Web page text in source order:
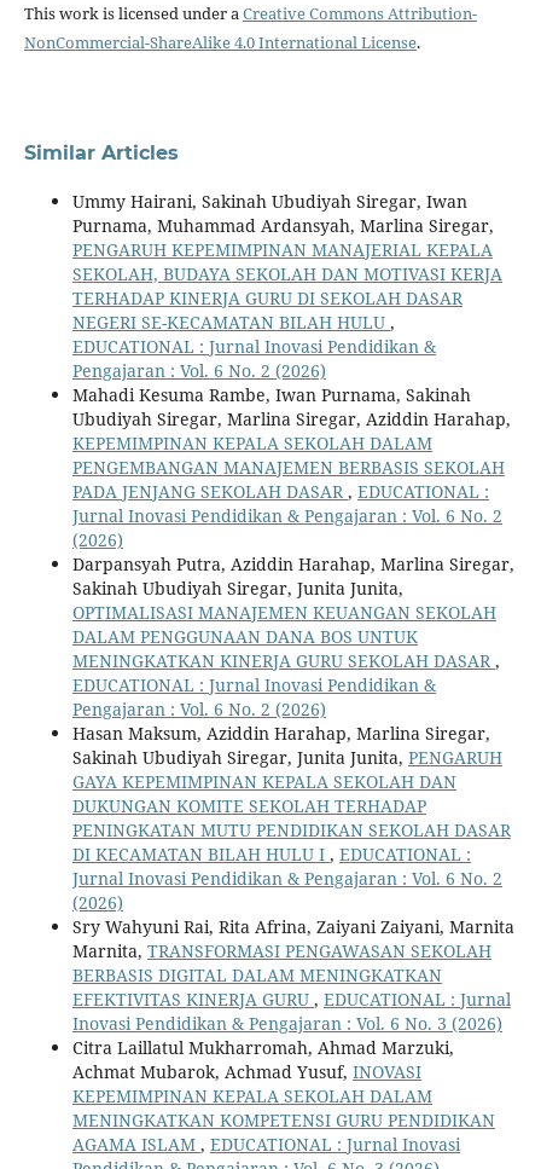
This work is licensed under aCreative Commons Attribution-
NonCommercial-ShareAlike 4.0 International License.
Similar Articles
Ummy Hairani, Sakinah Ubudiyah Siregar, Iwan
Purnama, Muhammad Ardansyah, Marlina Siregar,
PENGARUH KEPEMIMPINAN MANAJERIAL KEPALA
SEKOLAH, BUDAYA SEKOLAH DAN MOTIVASI KERJA
TERHADAP KINERJA GURU DI SEKOLAH DASAR
NEGERI SE-KECAMATAN BILAH HULU ,
EDUCATIONAL : Jurnal Inovasi Pendidikan &
Pengajaran : Vol. 6 No. 2 (2026)
Mahadi Kesuma Rambe, Iwan Purnama, Sakinah
Ubudiyah Siregar, Marlina Siregar, Aziddin Harahap,
KEPEMIMPINAN KEPALA SEKOLAH DALAM
PENGEMBANGAN MANAJEMEN BERBASIS SEKOLAH
PADA JENJANG SEKOLAH DASAR, EDUCATIONAL :
Jurnal Inovasi Pendidikan & Pengajaran : Vol. 6 No. 2
(2026)
Darpansyah Putra, Aziddin Harahap, Marlina Siregar,
Sakinah Ubudiyah Siregar, Junita Junita,
OPTIMALISASI MANAJEMEN KEUANGAN SEKOLAH
DALAM PENGGUNAAN DANA BOS UNTUK
MENINGKATKAN KINERJA GURU SEKOLAH DASAR,
EDUCATIONAL : Jurnal Inovasi Pendidikan &
Pengajaran : Vol. 6 No. 2 (2026)
Hasan Maksum, Aziddin Harahap, Marlina Siregar,
Sakinah Ubudiyah Siregar, Junita Junita, PENGARUH
GAYA KEPEMIMPINAN KEPALA SEKOLAH DAN
DUKUNGAN KOMITE SEKOLAH TERHADAP
PENINGKATAN MUTU PENDIDIKAN SEKOLAH DASAR
DI KECAMATAN BILAH HULU I , EDUCATIONAL :
Jurnal Inovasi Pendidikan & Pengajaran : Vol. 6 No. 2
(2026)
Sry Wahyuni Rai, Rita Afrina, Zaiyani Zaiyani, Marnita
Marnita, TRANSFORMASI PENGAWASAN SEKOLAH
BERBASIS DIGITAL DALAM MENINGKATKAN
EFEKTIVITAS KINERJA GURU , EDUCATIONAL : Jurnal
Inovasi Pendidikan & Pengajaran : Vol. 6 No. 3 (2026)
Citra Laillatul Mukharromah, Ahmad Marzuki,
Achmat Mubarok, Achmad Yusuf, INOVASI
KEPEMIMPINAN KEPALA SEKOLAH DALAM
MENINGKATKAN KOMPETENSI GURU PENDIDIKAN
AGAMA ISLAM , EDUCATIONAL : Jurnal Inovasi